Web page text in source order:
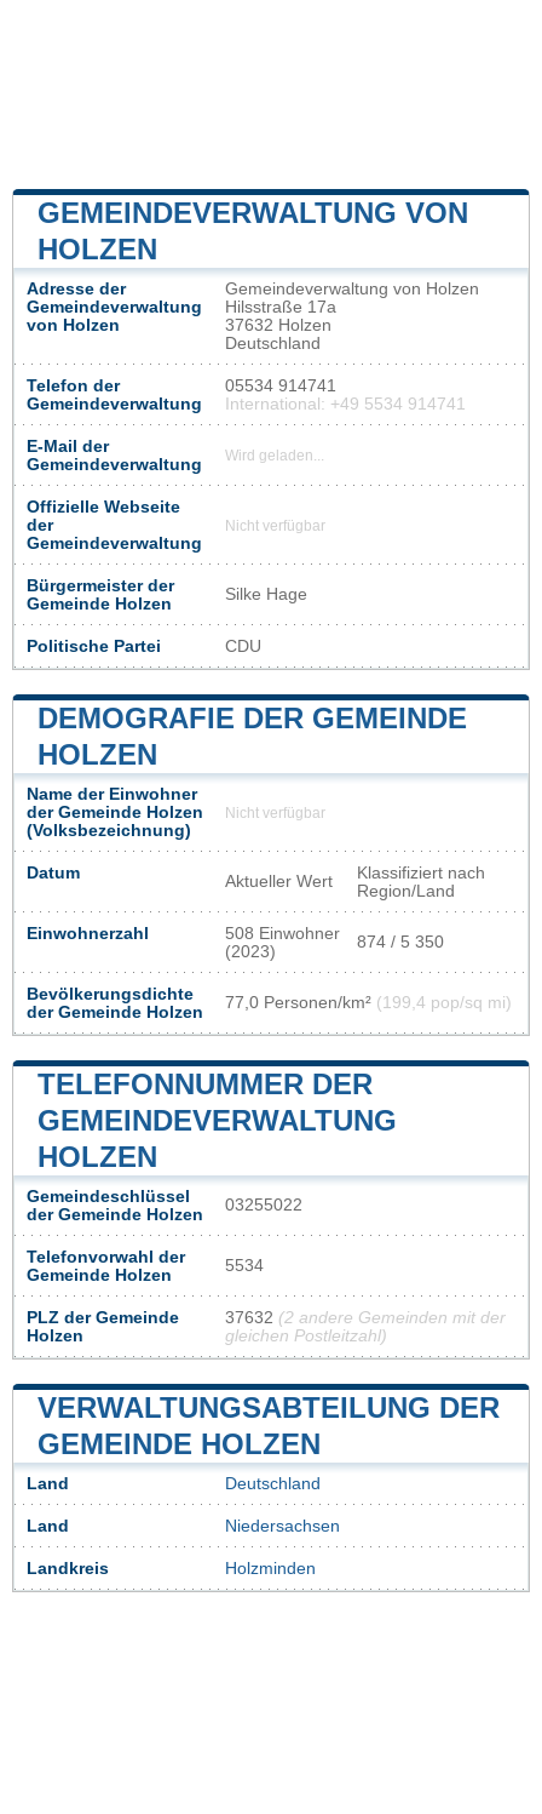
GEMEINDEVERWALTUNG VON
HOLZEN
Adresse der
Gemeindeverwaltung
von Holzen
Gemeindeverwaltung von Holzen
Hilsstraße 17a
37632 Holzen
Deutschland
Telefon der
Gemeindeverwaltung
05534 914741
International: +49 5534 914741
E-Mail der
Gemeindeverwaltung
Wird geladen...
Offizielle Webseite
der
Gemeindeverwaltung
Nicht verfügbar
Bürgermeister der
Gemeinde Holzen
Silke Hage
Politische Partei CDU
DEMOGRAFIE DER GEMEINDE
HOLZEN
Name der Einwohner
der Gemeinde Holzen
(Volksbezeichnung)
Nicht verfügbar
Datum Aktueller Wert
Klassifiziert nach
Region/Land
Einwohnerzahl
508 Einwohner
(2023)
874 / 5 350
Bevölkerungsdichte
der Gemeinde Holzen
77,0 Personen/km² (199,4 pop/sq mi)
TELEFONNUMMER DER
GEMEINDEVERWALTUNG
HOLZEN
Gemeindeschlüssel
der Gemeinde Holzen
03255022
Telefonvorwahl der
Gemeinde Holzen
5534
PLZ der Gemeinde
Holzen
37632 (2 andere Gemeinden mit der
gleichen Postleitzahl)
VERWALTUNGSABTEILUNG DER
GEMEINDE HOLZEN
Land Deutschland
Land Niedersachsen
Landkreis Holzminden